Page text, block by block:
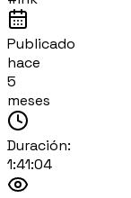
Publicado
hace
5
meses
Duración:
1:41:04